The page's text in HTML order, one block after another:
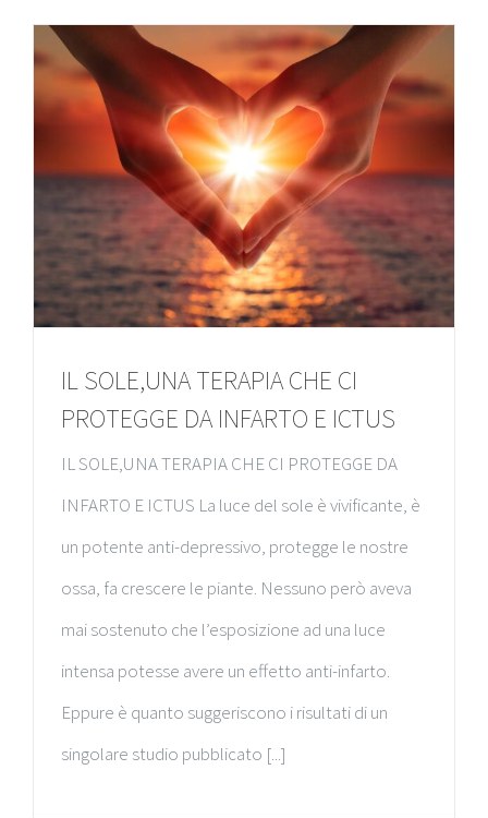
IL SOLE,UNA TERAPIA CHE CI
PROTEGGE DA INFARTO E ICTUS
IL SOLE,UNA TERAPIA CHE CI PROTEGGE DA
INFARTO E ICTUS La luce del sole è vivificante, è
un potente anti-depressivo, protegge le nostre
ossa, fa crescere le piante. Nessuno però aveva
mai sostenuto che l’esposizione ad una luce
intensa potesse avere un effetto anti-infarto.
Eppure è quanto suggeriscono i risultati di un
singolare studio pubblicato [...]